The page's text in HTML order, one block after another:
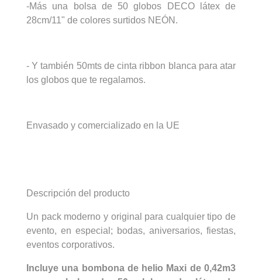
-Más una bolsa de 50 globos DECO látex de
28cm/11" de colores surtidos NEÓN.
- Y también 50mts de cinta ribbon blanca para atar
los globos que te regalamos.
Envasado y comercializado en la UE
Descripción del producto
Un pack moderno y original para cualquier tipo de
evento, en especial; bodas, aniversarios, fiestas,
eventos corporativos.
Incluye una bombona de helio Maxi de 0,42m3